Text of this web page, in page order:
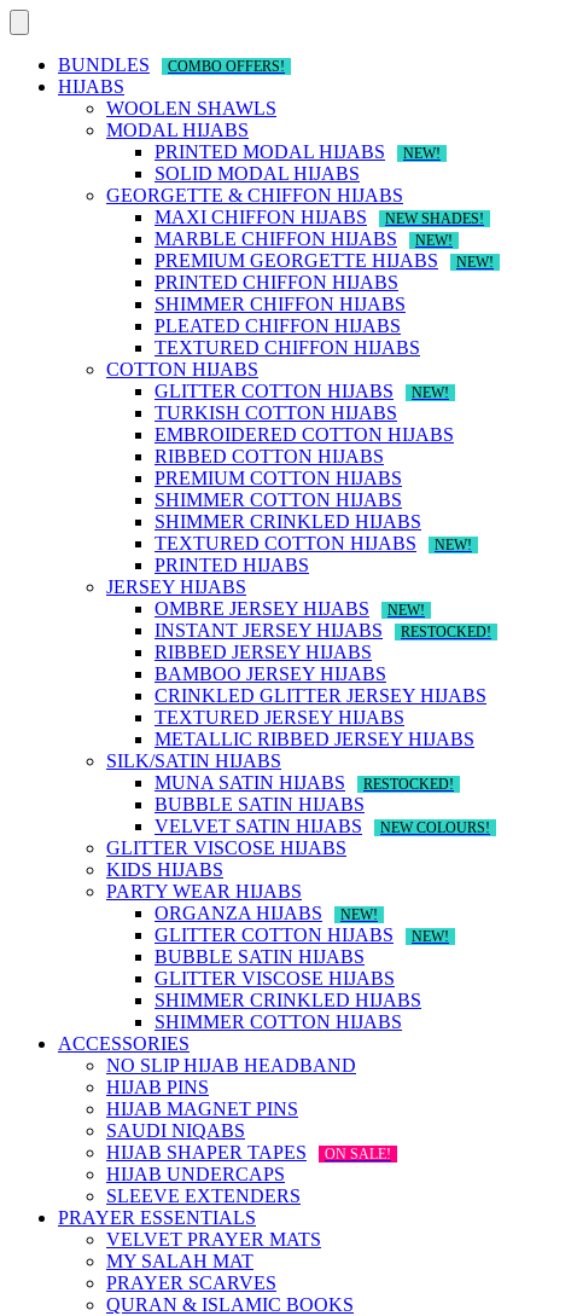
Skip
to
contentBUNDLES COMBO OFFERS!
HIJABS
WOOLEN SHAWLS
MODAL HIJABS
PRINTED MODAL HIJABS
NEW!
SOLID MODAL HIJABS
GEORGETTE & CHIFFON HIJABS
MAXI CHIFFON HIJABS
NEW SHADES!
MARBLE CHIFFON HIJABS NEW!
PREMIUM GEORGETTE HIJABS NEW!
PRINTED CHIFFON HIJABS
SHIMMER CHIFFON HIJABS
PLEATED CHIFFON HIJABS
TEXTURED CHIFFON HIJABS
COTTON HIJABS
GLITTER COTTON HIJABS
NEW!
TURKISH COTTON HIJABS
EMBROIDERED COTTON HIJABS
RIBBED COTTON HIJABS
PREMIUM COTTON HIJABS
SHIMMER COTTON HIJABS
SHIMMER CRINKLED HIJABS
TEXTURED COTTON HIJABS
NEW!
PRINTED HIJABS
JERSEY HIJABS
OMBRE JERSEY HIJABS
NEW!
INSTANT JERSEY HIJABS RESTOCKED!
RIBBED JERSEY HIJABS
BAMBOO JERSEY HIJABS
CRINKLED GLITTER JERSEY HIJABS
TEXTURED JERSEY HIJABS
METALLIC RIBBED JERSEY HIJABS
SILK/SATIN HIJABS
MUNA SATIN HIJABS
RESTOCKED!
BUBBLE SATIN HIJABS
VELVET SATIN HIJABS
NEW COLOURS!
GLITTER VISCOSE HIJABS
KIDS HIJABS
PARTY WEAR HIJABS
ORGANZA HIJABS
NEW!
GLITTER COTTON HIJABS NEW!
BUBBLE SATIN HIJABS
GLITTER VISCOSE HIJABS
SHIMMER CRINKLED HIJABS
SHIMMER COTTON HIJABS
ACCESSORIES
NO SLIP HIJAB HEADBAND
HIJAB PINS
HIJAB MAGNET PINS
SAUDI NIQABS
HIJAB SHAPER TAPES
ON SALE!
HIJAB UNDERCAPS
SLEEVE EXTENDERS
PRAYER ESSENTIALS
VELVET PRAYER MATS
MY SALAH MAT
PRAYER SCARVES
QURAN & ISLAMIC BOOKS